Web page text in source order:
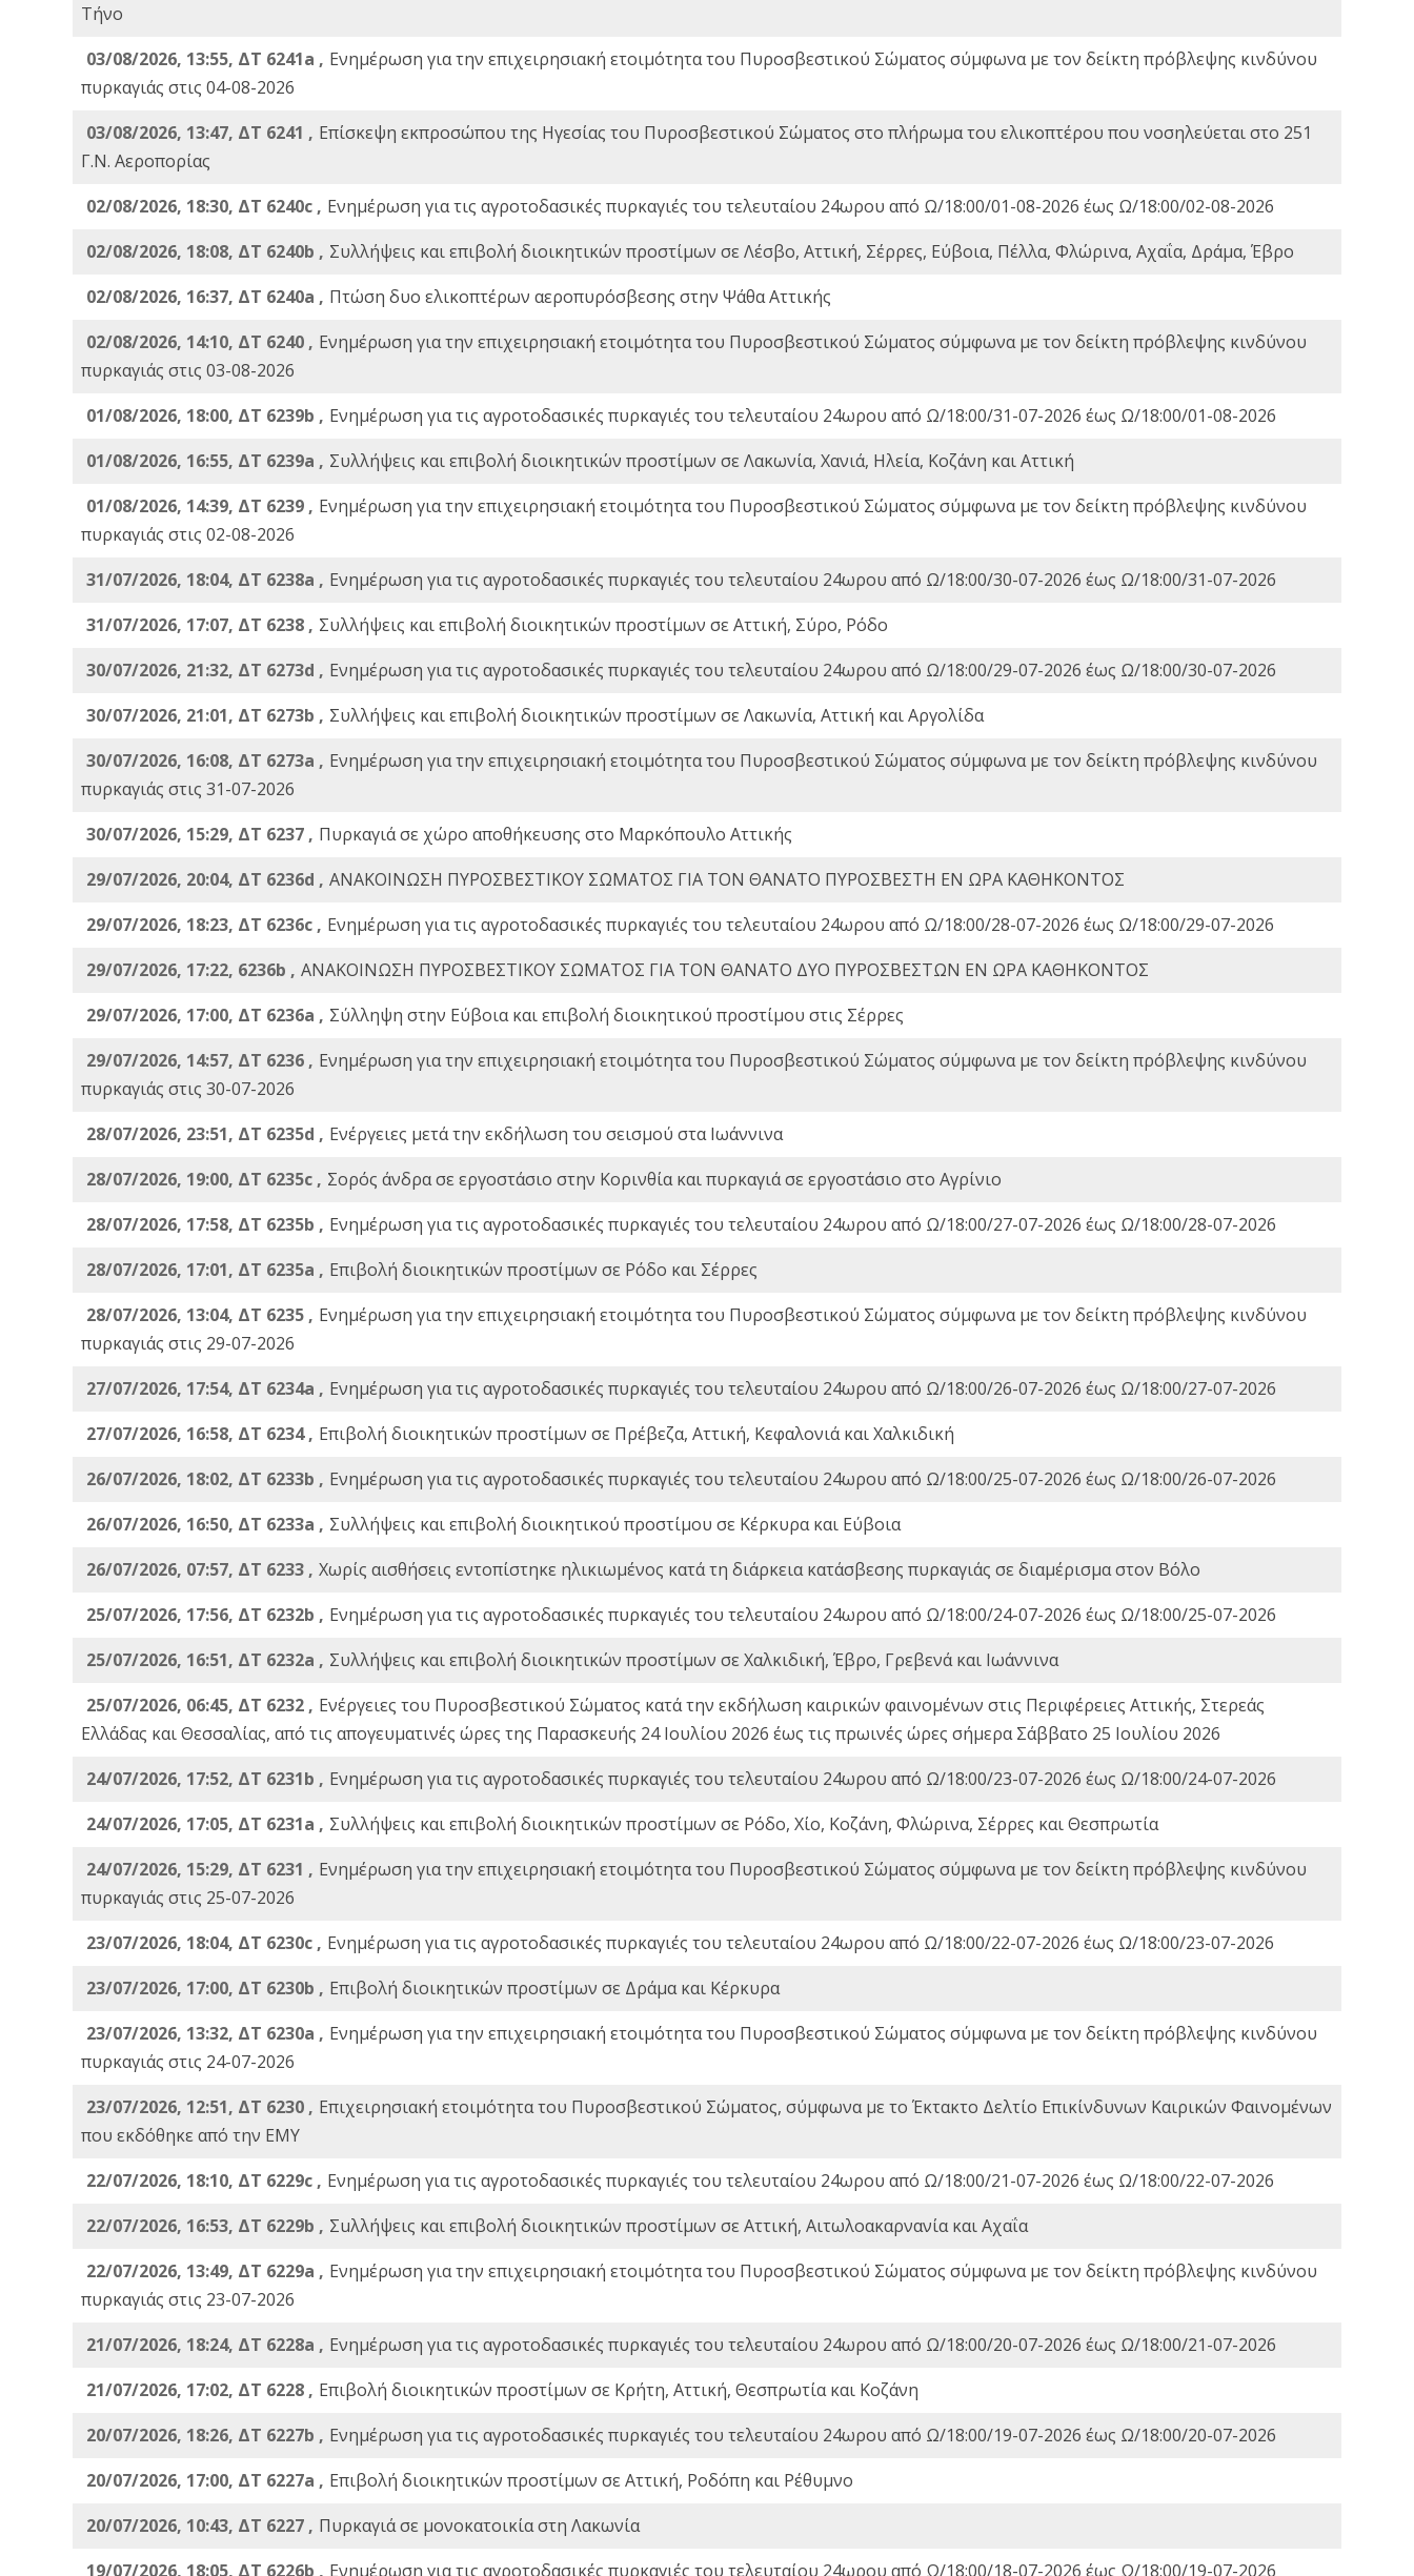
Τήνο
03/08/2026, 13:55, ΔΤ 6241a , Ενημέρωση για την επιχειρησιακή ετοιμότητα του Πυροσβεστικού Σώματος σύμφωνα με τον δείκτη πρόβλεψης κινδύνου
πυρκαγιάς στις 04-08-2026
03/08/2026, 13:47, ΔΤ 6241 , Επίσκεψη εκπροσώπου της Ηγεσίας του Πυροσβεστικού Σώματος στο πλήρωμα του ελικοπτέρου που νοσηλεύεται στο 251
Γ.Ν. Αεροπορίας
02/08/2026, 18:30, ΔΤ 6240c , Ενημέρωση για τις αγροτοδασικές πυρκαγιές του τελευταίου 24ωρου από Ω/18:00/01-08-2026 έως Ω/18:00/02-08-2026
02/08/2026, 18:08, ΔΤ 6240b , Συλλήψεις και επιβολή διοικητικών προστίμων σε Λέσβο, Αττική, Σέρρες, Εύβοια, Πέλλα, Φλώρινα, Αχαΐα, Δράμα, Έβρο
02/08/2026, 16:37, ΔΤ 6240a , Πτώση δυο ελικοπτέρων αεροπυρόσβεσης στην Ψάθα Αττικής
02/08/2026, 14:10, ΔΤ 6240 , Ενημέρωση για την επιχειρησιακή ετοιμότητα του Πυροσβεστικού Σώματος σύμφωνα με τον δείκτη πρόβλεψης κινδύνου
πυρκαγιάς στις 03-08-2026
01/08/2026, 18:00, ΔΤ 6239b , Ενημέρωση για τις αγροτοδασικές πυρκαγιές του τελευταίου 24ωρου από Ω/18:00/31-07-2026 έως Ω/18:00/01-08-2026
01/08/2026, 16:55, ΔΤ 6239a , Συλλήψεις και επιβολή διοικητικών προστίμων σε Λακωνία, Χανιά, Ηλεία, Κοζάνη και Αττική
01/08/2026, 14:39, ΔΤ 6239 , Ενημέρωση για την επιχειρησιακή ετοιμότητα του Πυροσβεστικού Σώματος σύμφωνα με τον δείκτη πρόβλεψης κινδύνου
πυρκαγιάς στις 02-08-2026
31/07/2026, 18:04, ΔΤ 6238a , Ενημέρωση για τις αγροτοδασικές πυρκαγιές του τελευταίου 24ωρου από Ω/18:00/30-07-2026 έως Ω/18:00/31-07-2026
31/07/2026, 17:07, ΔΤ 6238 , Συλλήψεις και επιβολή διοικητικών προστίμων σε Αττική, Σύρο, Ρόδο
30/07/2026, 21:32, ΔΤ 6273d , Ενημέρωση για τις αγροτοδασικές πυρκαγιές του τελευταίου 24ωρου από Ω/18:00/29-07-2026 έως Ω/18:00/30-07-2026
30/07/2026, 21:01, ΔΤ 6273b , Συλλήψεις και επιβολή διοικητικών προστίμων σε Λακωνία, Αττική και Αργολίδα
30/07/2026, 16:08, ΔΤ 6273a , Ενημέρωση για την επιχειρησιακή ετοιμότητα του Πυροσβεστικού Σώματος σύμφωνα με τον δείκτη πρόβλεψης κινδύνου
πυρκαγιάς στις 31-07-2026
30/07/2026, 15:29, ΔΤ 6237 , Πυρκαγιά σε χώρο αποθήκευσης στο Μαρκόπουλο Αττικής
29/07/2026, 20:04, ΔΤ 6236d , ΑΝΑΚΟΙΝΩΣΗ ΠΥΡΟΣΒΕΣΤΙΚΟΥ ΣΩΜΑΤΟΣ ΓΙΑ ΤΟΝ ΘΑΝΑΤΟ ΠΥΡΟΣΒΕΣΤΗ ΕΝ ΩΡΑ ΚΑΘΗΚΟΝΤΟΣ
29/07/2026, 18:23, ΔΤ 6236c , Ενημέρωση για τις αγροτοδασικές πυρκαγιές του τελευταίου 24ωρου από Ω/18:00/28-07-2026 έως Ω/18:00/29-07-2026
29/07/2026, 17:22, 6236b , ΑΝΑΚΟΙΝΩΣΗ ΠΥΡΟΣΒΕΣΤΙΚΟΥ ΣΩΜΑΤΟΣ ΓΙΑ ΤΟΝ ΘΑΝΑΤΟ ΔΥΟ ΠΥΡΟΣΒΕΣΤΩΝ ΕΝ ΩΡΑ ΚΑΘΗΚΟΝΤΟΣ
29/07/2026, 17:00, ΔΤ 6236a , Σύλληψη στην Εύβοια και επιβολή διοικητικού προστίμου στις Σέρρες
29/07/2026, 14:57, ΔΤ 6236 , Ενημέρωση για την επιχειρησιακή ετοιμότητα του Πυροσβεστικού Σώματος σύμφωνα με τον δείκτη πρόβλεψης κινδύνου
πυρκαγιάς στις 30-07-2026
28/07/2026, 23:51, ΔΤ 6235d , Ενέργειες μετά την εκδήλωση του σεισμού στα Ιωάννινα
28/07/2026, 19:00, ΔΤ 6235c , Σορός άνδρα σε εργοστάσιο στην Κορινθία και πυρκαγιά σε εργοστάσιο στο Αγρίνιο
28/07/2026, 17:58, ΔΤ 6235b , Ενημέρωση για τις αγροτοδασικές πυρκαγιές του τελευταίου 24ωρου από Ω/18:00/27-07-2026 έως Ω/18:00/28-07-2026
28/07/2026, 17:01, ΔΤ 6235a , Eπιβολή διοικητικών προστίμων σε Ρόδο και Σέρρες
28/07/2026, 13:04, ΔΤ 6235 , Ενημέρωση για την επιχειρησιακή ετοιμότητα του Πυροσβεστικού Σώματος σύμφωνα με τον δείκτη πρόβλεψης κινδύνου
πυρκαγιάς στις 29-07-2026
27/07/2026, 17:54, ΔΤ 6234a , Ενημέρωση για τις αγροτοδασικές πυρκαγιές του τελευταίου 24ωρου από Ω/18:00/26-07-2026 έως Ω/18:00/27-07-2026
27/07/2026, 16:58, ΔΤ 6234 , Eπιβολή διοικητικών προστίμων σε Πρέβεζα, Αττική, Κεφαλονιά και Χαλκιδική
26/07/2026, 18:02, ΔΤ 6233b , Ενημέρωση για τις αγροτοδασικές πυρκαγιές του τελευταίου 24ωρου από Ω/18:00/25-07-2026 έως Ω/18:00/26-07-2026
26/07/2026, 16:50, ΔΤ 6233a , Συλλήψεις και επιβολή διοικητικού προστίμου σε Κέρκυρα και Εύβοια
26/07/2026, 07:57, ΔΤ 6233 , Χωρίς αισθήσεις εντοπίστηκε ηλικιωμένος κατά τη διάρκεια κατάσβεσης πυρκαγιάς σε διαμέρισμα στον Βόλο
25/07/2026, 17:56, ΔΤ 6232b , Ενημέρωση για τις αγροτοδασικές πυρκαγιές του τελευταίου 24ωρου από Ω/18:00/24-07-2026 έως Ω/18:00/25-07-2026
25/07/2026, 16:51, ΔΤ 6232a , Συλλήψεις και επιβολή διοικητικών προστίμων σε Χαλκιδική, Έβρο, Γρεβενά και Ιωάννινα
25/07/2026, 06:45, ΔΤ 6232 , Ενέργειες του Πυροσβεστικού Σώματος κατά την εκδήλωση καιρικών φαινομένων στις Περιφέρειες Αττικής, Στερεάς
Ελλάδας και Θεσσαλίας, από τις απογευματινές ώρες της Παρασκευής 24 Ιουλίου 2026 έως τις πρωινές ώρες σήμερα Σάββατο 25 Ιουλίου 2026
24/07/2026, 17:52, ΔΤ 6231b , Ενημέρωση για τις αγροτοδασικές πυρκαγιές του τελευταίου 24ωρου από Ω/18:00/23-07-2026 έως Ω/18:00/24-07-2026
24/07/2026, 17:05, ΔΤ 6231a , Συλλήψεις και επιβολή διοικητικών προστίμων σε Ρόδο, Χίο, Κοζάνη, Φλώρινα, Σέρρες και Θεσπρωτία
24/07/2026, 15:29, ΔΤ 6231 , Ενημέρωση για την επιχειρησιακή ετοιμότητα του Πυροσβεστικού Σώματος σύμφωνα με τον δείκτη πρόβλεψης κινδύνου
πυρκαγιάς στις 25-07-2026
23/07/2026, 18:04, ΔΤ 6230c , Ενημέρωση για τις αγροτοδασικές πυρκαγιές του τελευταίου 24ωρου από Ω/18:00/22-07-2026 έως Ω/18:00/23-07-2026
23/07/2026, 17:00, ΔΤ 6230b , Επιβολή διοικητικών προστίμων σε Δράμα και Κέρκυρα
23/07/2026, 13:32, ΔΤ 6230a , Ενημέρωση για την επιχειρησιακή ετοιμότητα του Πυροσβεστικού Σώματος σύμφωνα με τον δείκτη πρόβλεψης κινδύνου
πυρκαγιάς στις 24-07-2026
23/07/2026, 12:51, ΔΤ 6230 , Επιχειρησιακή ετοιμότητα του Πυροσβεστικού Σώματος, σύμφωνα με το Έκτακτο Δελτίο Επικίνδυνων Καιρικών Φαινομένων
που εκδόθηκε από την ΕΜΥ
22/07/2026, 18:10, ΔΤ 6229c , Ενημέρωση για τις αγροτοδασικές πυρκαγιές του τελευταίου 24ωρου από Ω/18:00/21-07-2026 έως Ω/18:00/22-07-2026
22/07/2026, 16:53, ΔΤ 6229b , Σuλλήψεις και επιβολή διοικητικών προστίμων σε Αττική, Αιτωλοακαρνανία και Αχαΐα
22/07/2026, 13:49, ΔΤ 6229a , Ενημέρωση για την επιχειρησιακή ετοιμότητα του Πυροσβεστικού Σώματος σύμφωνα με τον δείκτη πρόβλεψης κινδύνου
πυρκαγιάς στις 23-07-2026
21/07/2026, 18:24, ΔΤ 6228a , Ενημέρωση για τις αγροτοδασικές πυρκαγιές του τελευταίου 24ωρου από Ω/18:00/20-07-2026 έως Ω/18:00/21-07-2026
21/07/2026, 17:02, ΔΤ 6228 , Επιβολή διοικητικών προστίμων σε Κρήτη, Αττική, Θεσπρωτία και Κοζάνη
20/07/2026, 18:26, ΔΤ 6227b , Ενημέρωση για τις αγροτοδασικές πυρκαγιές του τελευταίου 24ωρου από Ω/18:00/19-07-2026 έως Ω/18:00/20-07-2026
20/07/2026, 17:00, ΔΤ 6227a , Επιβολή διοικητικών προστίμων σε Αττική, Ροδόπη και Ρέθυμνο
20/07/2026, 10:43, ΔΤ 6227 , Πυρκαγιά σε μονοκατοικία στη Λακωνία
19/07/2026, 18:05, ΔΤ 6226b , Ενημέρωση για τις αγροτοδασικές πυρκαγιές του τελευταίου 24ωρου από Ω/18:00/18-07-2026 έως Ω/18:00/19-07-2026